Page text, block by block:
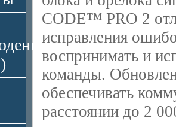
CODE™ PRO 2
исправления
воспринимать и
команды.
обеспечивать
расстоянии до 2